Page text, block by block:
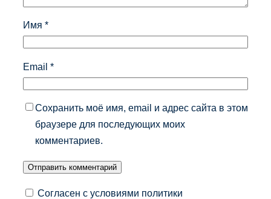
Имя *
Email *
Сохранить моё имя, email и адрес сайта в этом
браузере для последующих моих
комментариев.
Согласен с условиями политики